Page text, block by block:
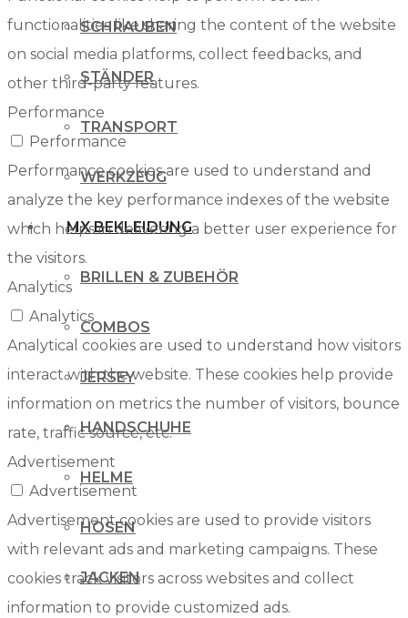
SCHRAUBEN
STÄNDER
TRANSPORT
WERKZEUG
MX BEKLEIDUNG
BRILLEN & ZUBEHÖR
COMBOS
JERSEY
HANDSCHUHE
HELME
HOSEN
JACKEN
functionalities like sharing the content of the website
on social media platforms, collect feedbacks, and
other third-party features.
Performance
Performance
Performance cookies are used to understand and
analyze the key performance indexes of the website
which helps in delivering a better user experience for
the visitors.
Analytics
Analytics
Analytical cookies are used to understand how visitors
interact with the website. These cookies help provide
information on metrics the number of visitors, bounce
rate, traffic source, etc.
Advertisement
Advertisement
Advertisement cookies are used to provide visitors
with relevant ads and marketing campaigns. These
cookies track visitors across websites and collect
information to provide customized ads.